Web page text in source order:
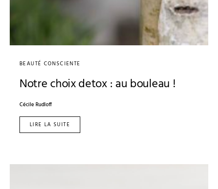
BEAUTÉ CONSCIENTE
Notre choix detox : au bouleau !
Cécile Rudloff
LIRE LA SUITE